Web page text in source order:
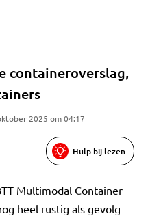
containeroverslag,
2025 om 04:17
Hulp bij lezen
Multimodal Container
heel rustig als gevolg